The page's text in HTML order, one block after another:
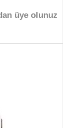
üye olunuz